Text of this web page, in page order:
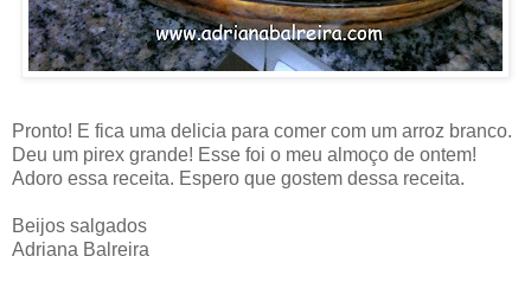
Pronto! E fica uma delicia para comer com um arroz branco.
Deu um pirex grande! Esse foi o meu almoço de ontem!
Adoro essa receita. Espero que gostem dessa receita.
Beijos salgados
Adriana Balreira